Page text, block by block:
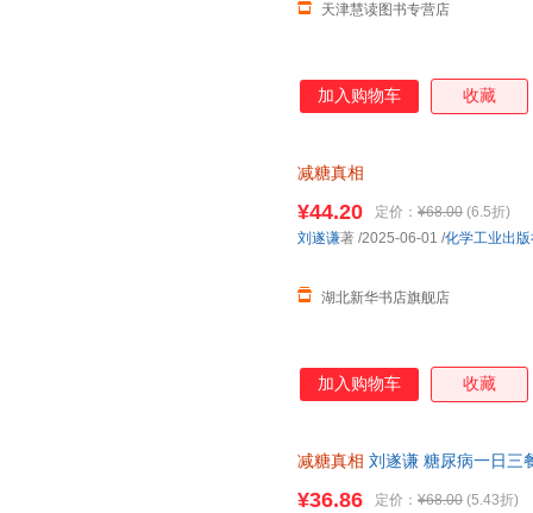
天津慧读图书专营店
加入购物车 收藏
减糖真相
¥44.20 定价： ¥68.00 (6.5折)
湖北新华书店旗舰店
刘遂谦著 /2025-06-01 /化学工业出
加入购物车 收藏
减糖真相 刘遂谦 糖尿病一日三
¥36.86 定价： ¥68.00 (5.43折)